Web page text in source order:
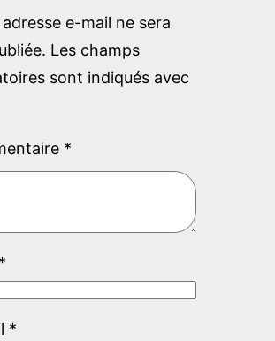
e-mail ne sera
Les champs
sont indiqués avec
*
*
*